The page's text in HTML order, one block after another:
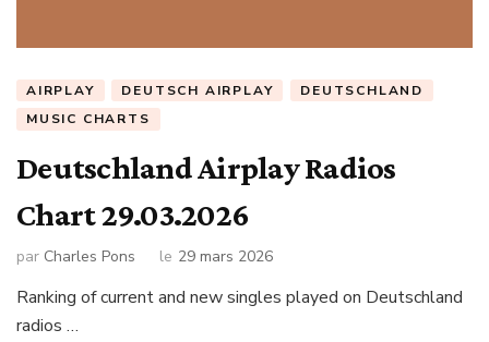
AIRPLAY DEUTSCH AIRPLAY
DEUTSCHLAND
MUSIC CHARTS
Deutschland Airplay Radios
Chart 29.03.2026
par Charles Pons le 29 mars 2026
Ranking of current and new singles played on Deutschland
radios …